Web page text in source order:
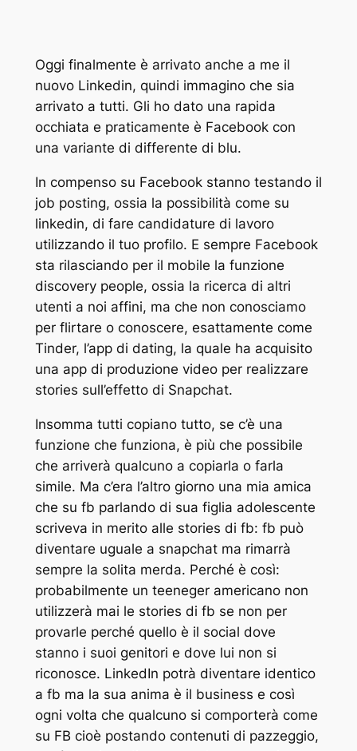
Oggi finalmente è arrivato anche a me il
nuovo Linkedin, quindi immagino che sia
arrivato a tutti. Gli ho dato una rapida
occhiata e praticamente è Facebook con
una variante di differente di blu.
In compenso su Facebook stanno testando il
job posting, ossia la possibilità come su
linkedin, di fare candidature di lavoro
utilizzando il tuo profilo. E sempre Facebook
sta rilasciando per il mobile la funzione
discovery people, ossia la ricerca di altri
utenti a noi affini, ma che non conosciamo
per flirtare o conoscere, esattamente come
Tinder, l’app di dating, la quale ha acquisito
una app di produzione video per realizzare
stories sull’effetto di Snapchat.
Insomma tutti copiano tutto, se c’è una
funzione che funziona, è più che possibile
che arriverà qualcuno a copiarla o farla
simile. Ma c’era l’altro giorno una mia amica
che su fb parlando di sua figlia adolescente
scriveva in merito alle stories di fb: fb può
diventare uguale a snapchat ma rimarrà
sempre la solita merda. Perché è così:
probabilmente un teeneger americano non
utilizzerà mai le stories di fb se non per
provarle perché quello è il social dove
stanno i suoi genitori e dove lui non si
riconosce. LinkedIn potrà diventare identico
a fb ma la sua anima è il business e così
ogni volta che qualcuno si comporterà come
su FB cioè postando contenuti di pazzeggio,